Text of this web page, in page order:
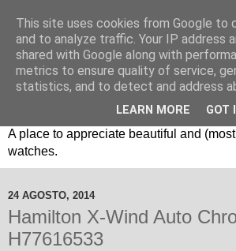
Um espaço sobre relógios "B3": Bons,
A place to appreciate beautiful and
watches.
24 AGOSTO, 2014
Hamilton X-Wind Auto
H77616533
This site uses cookies from Google to
and to analyze traffic. Your IP address
shared with Google along with
metrics to ensure quality of service,
statistics, and to detect and address
LEARN MORE GOT